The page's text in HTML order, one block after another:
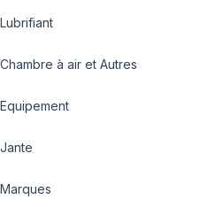
Lubrifiant
Chambre à air et Autres
Equipement
Jante
Marques